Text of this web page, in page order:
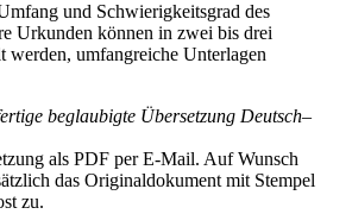
und Schwierigkeitsgrad des
Urkunden können in zwei bis drei
werden, umfangreiche Unterlagen
beglaubigte Übersetzung Deutsch–
als PDF per E-Mail. Auf Wunsch
das Originaldokument mit Stempel
zu.